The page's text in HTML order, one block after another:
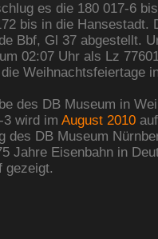
es die 180 017-6
bis in die Hansestadt.
Bbf, Gl 37 abgestellt.
02:07 Uhr als Lz
Weihnachtsfeiertage
des DB Museum in
3 wird im August 2010
des DB Museum
Jahre Eisenbahn in
gezeigt.